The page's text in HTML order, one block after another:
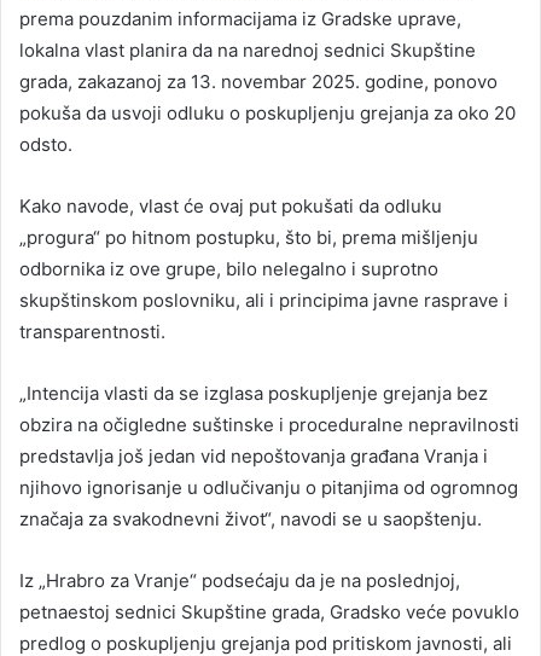
prema pouzdanim informacijama iz Gradske uprave,
lokalna vlast planira da na narednoj sednici Skupštine
grada, zakazanoj za 13. novembar 2025. godine, ponovo
pokuša da usvoji odluku o poskupljenju grejanja za oko 20
odsto.
Kako navode, vlast će ovaj put pokušati da odluku
„progura“ po hitnom postupku, što bi, prema mišljenju
odbornika iz ove grupe, bilo nelegalno i suprotno
skupštinskom poslovniku, ali i principima javne rasprave i
transparentnosti.
„Intencija vlasti da se izglasa poskupljenje grejanja bez
obzira na očigledne suštinske i proceduralne nepravilnosti
predstavlja još jedan vid nepoštovanja građana Vranja i
njihovo ignorisanje u odlučivanju o pitanjima od ogromnog
značaja za svakodnevni život“, navodi se u saopštenju.
Iz „Hrabro za Vranje“ podsećaju da je na poslednjoj,
petnaestoj sednici Skupštine grada, Gradsko veće povuklo
predlog o poskupljenju grejanja pod pritiskom javnosti, ali